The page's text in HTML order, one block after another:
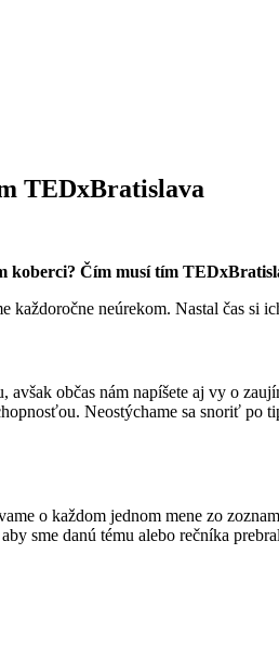
TEDxBratislava
Čím musí tím
každoročne neúrekom. Nastal čas si
občas nám napíšete aj vy o
Neostýchame sa snoriť
o každom jednom mene zo
sme danú tému alebo rečníka